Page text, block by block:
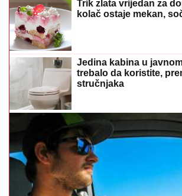
Trik zlata vrijedan za
kolač ostaje mekan,
Jedina kabina u
trebalo da koristite,
stručnjaka